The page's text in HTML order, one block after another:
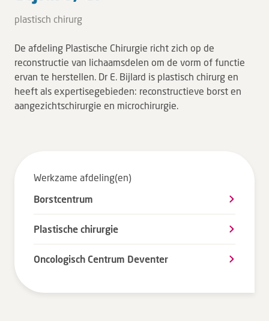
Tarieven en vergoeding
Uw gegevens
Wachttijden
Bezoek
Leren
Over ons
Verwijzers
MijnDZ
plastisch chirurg
De afdeling Plastische Chirurgie richt zich op de
reconstructie van lichaamsdelen om de vorm of functie
ervan te herstellen. Dr E. Bijlard is plastisch chirurg en
heeft als expertisegebieden: reconstructieve borst en
aangezichtschirurgie en microchirurgie.
Werkzame afdeling(en)
Borstcentrum
Plastische chirurgie
Oncologisch Centrum Deventer